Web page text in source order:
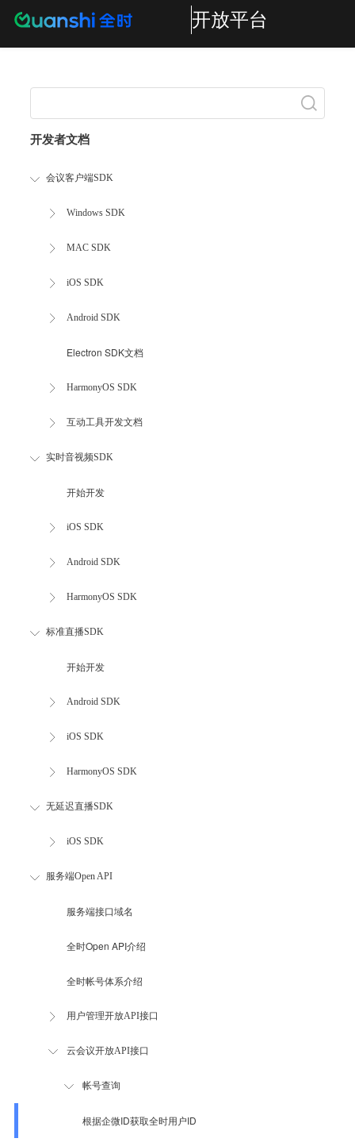
开放平台
开发者文档
会议客户端SDK
Windows SDK
MAC SDK
iOS SDK
Android SDK
Electron SDK文档
HarmonyOS SDK
互动工具开发文档
实时音视频SDK
开始开发
iOS SDK
Android SDK
HarmonyOS SDK
标准直播SDK
开始开发
Android SDK
iOS SDK
HarmonyOS SDK
无延迟直播SDK
iOS SDK
服务端Open API
服务端接口域名
全时Open API介绍
全时帐号体系介绍
用户管理开放API接口
云会议开放API接口
帐号查询
根据企微ID获取全时用户ID